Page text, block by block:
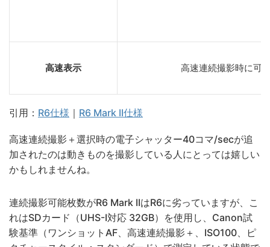
高速表示 高速連続撮影時に可
引用： R6仕様 ｜ R6 Mark II仕様
高速連続撮影＋選択時の電子シャッター40コマ/secが追
加されたのは動きものを撮影している人にとっては嬉しい
かもしれませんね。
連続撮影可能枚数がR6 Mark IIはR6に劣っていますが、こ
れはSDカード（UHS-I対応 32GB）を使用し、Canon試
験基準（ワンショットAF、高速連続撮影＋、ISO100、ピ